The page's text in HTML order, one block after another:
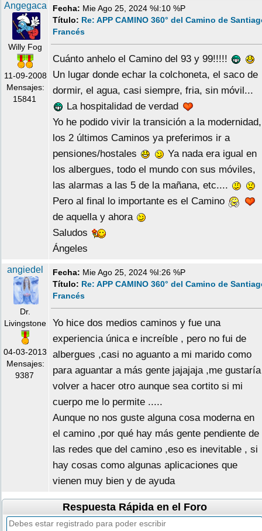
Angegaca
Willy Fog
11-09-2008
Mensajes:
15841
Fecha: Mie Ago 25, 2024 %I:10 %P
Título: Re: APP CAMINO 360° del Camino de
Francés
Cuánto anhelo el Camino del 93 y 99!!!!!
Un lugar donde echar la colchoneta, el saco de
dormir, el agua, casi siempre, fria, sin móvil...
La hospitalidad de verdad
Yo he podido vivir la transición a la modernidad,
los 2 últimos Caminos ya preferimos ir a
pensiones/hostales
Ya nada era igual en
los albergues, todo el mundo con sus móviles,
las alarmas a las 5 de la mañana, etc....
Pero al final lo importante es el Camino
de aquella y ahora
Saludos
Ángeles
angiedel
Dr.
Livingstone
04-03-2013
Mensajes:
9387
Fecha: Mie Ago 25, 2024 %I:26 %P
Título: Re: APP CAMINO 360° del Camino de
Francés
Yo hice dos medios caminos y fue una
experiencia única e increíble , pero no fui de
albergues ,casi no aguanto a mi marido como
para aguantar a más gente jajajaja ,me gustaría
volver a hacer otro aunque sea cortito si mi
cuerpo me lo permite .....
Aunque no nos guste alguna cosa moderna en
el camino ,por qué hay más gente pendiente de
las redes que del camino ,eso es inevitable , si
hay cosas como algunas aplicaciones que
vienen muy bien y de ayuda
Respuesta Rápida en el Foro